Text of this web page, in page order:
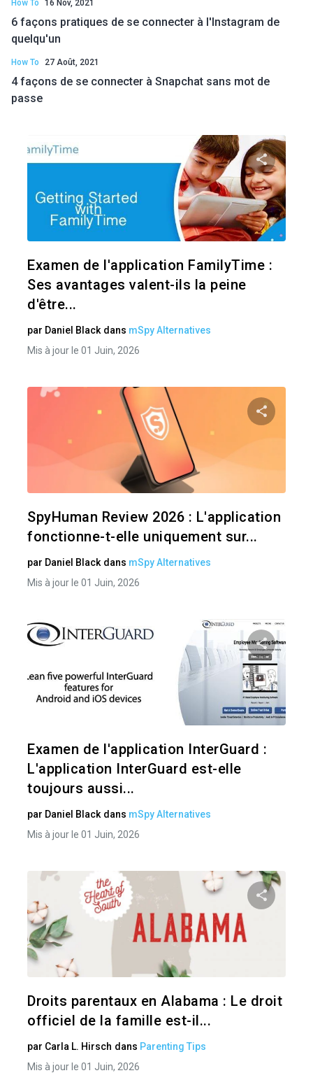
How To 16 Nov, 2021
6 façons pratiques de se connecter à l'Instagram de
quelqu'un
How To 27 Août, 2021
4 façons de se connecter à Snapchat sans mot de
passe
Examen de l'application FamilyTime :
Ses avantages valent-ils la peine
d'être...
par Daniel Black dans mSpy Alternatives
Mis à jour le 01 Juin, 2026
SpyHuman Review 2026 : L'application
fonctionne-t-elle uniquement sur...
par Daniel Black dans mSpy Alternatives
Mis à jour le 01 Juin, 2026
Examen de l'application InterGuard :
L'application InterGuard est-elle
toujours aussi...
par Daniel Black dans mSpy Alternatives
Mis à jour le 01 Juin, 2026
Droits parentaux en Alabama : Le droit
officiel de la famille est-il...
par Carla L. Hirsch dans Parenting Tips
Mis à jour le 01 Juin, 2026